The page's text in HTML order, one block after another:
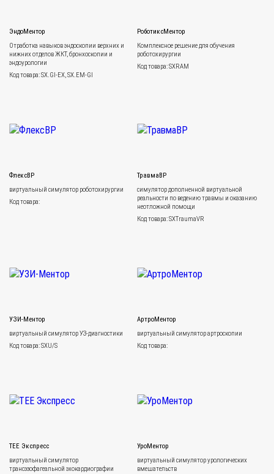
ЭндоМентор
Отработка навыков эндоскопии верхних и
нижних отделов ЖКТ, бронхоскопии и
эндоурологии
Код товара: SX.GI-EX, SX.EM-GI
РоботиксМентор
Комплексное решение для обучения
роботохирургии
Код товара: SXRAM
ФлексВР
виртуальный симулятор роботохирургии
Код товара:
ТравмаВР
симулятор дополненной виртуальной
реальности по ведению травмы и оказанию
неотложной помощи
Код товара: SXTraumaVR
УЗИ-Ментор
виртуальный симулятор УЗ-диагностики
Код товара: SXU/S
АртроМентор
виртуальный симулятор артроскопии
Код товара:
ТЕЕ Экспресс
виртуальный симулятор
трансэзофагеальной эхокардиографии
УроМентор
виртуальный симулятор урологических
вмешательств